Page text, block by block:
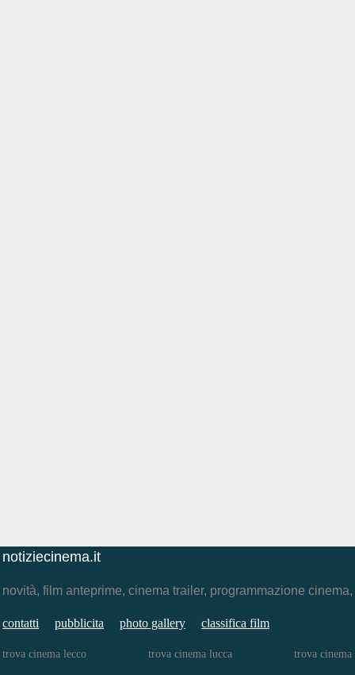
notiziecinema.it
novità, film anteprime, cinema trailer, programmazione
contatti pubblicita photo gallery classifica film
trova cinema lecco trova cinema lucca trova cinema